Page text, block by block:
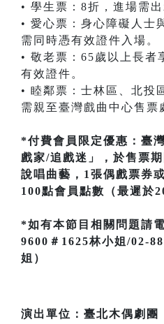
• 學生票：8折，進場需出
• 愛心票：身心障礙人士
需同時憑有效證件入場。
• 敬老票：65歲以上長者
有效證件。
• 睦鄰票：士林區、北投
需親至臺灣戲曲中心售票
*付費會員限定優惠：臺
戲家/追戲迷」，於售票
說唱曲藝，1張偶戲票券
100點會員點數（最遲於
*如有本節目相關問題請
9600＃1625林小姐/02-
姐）
演出單位：臺北木偶劇團